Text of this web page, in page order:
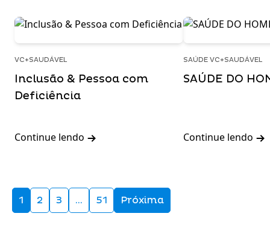
VC+SAUDÁVEL
Inclusão & Pessoa com
Deficiência
Continue lendo
SAÚDE VC+SAUDÁVEL
SAÚDE DO
Continue lendo
1 2 3 … 51 Próxima